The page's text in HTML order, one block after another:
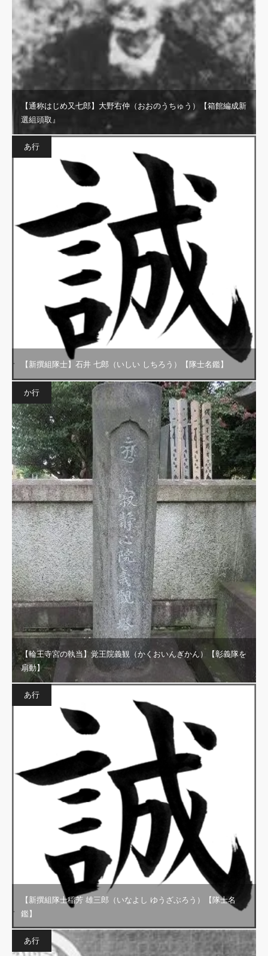
【通称はじめ又七郎】大野右仲（おおのうちゅう）【箱館編成新
選組頭取』
あ行
【新撰組隊士】石井 七郎（いしい しちろう）【隊士名鑑】
か行
【輪王寺宮の執当】覚王院義観（かくおいんぎかん）【彰義隊を
扇動】
あ行
【新撰組隊士稲芳 雄三郎（いなよし ゆうざぶろう）【隊士名
鑑】
あ行